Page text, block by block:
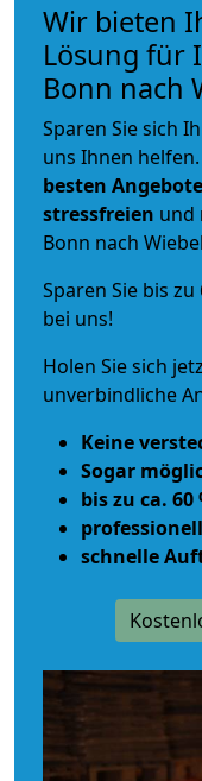
Wir bieten
Lösung für
Bonn nach
Sparen Sie sich
uns Ihnen
besten Angebote
stressfreien und
Bonn nach
Sparen Sie bis
bei uns!
Holen Sie sich
unverbindliche
Keine
Sogar
bis zu ca. 60
schnelle